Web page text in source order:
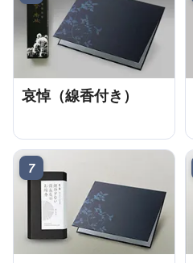
哀悼（線香付き）
7